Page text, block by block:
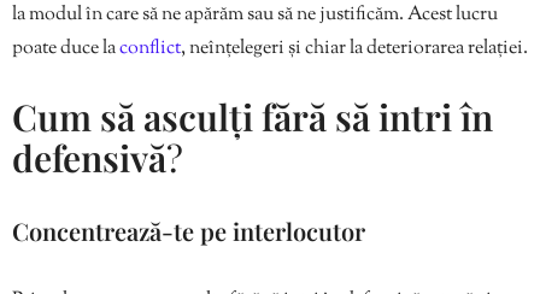
la modul în care să ne apărăm sau să ne justificăm. Acest lucru
poate duce laconflict, neînțelegeri și chiar la deteriorarea relației.
Cum să asculți fără să intri în
defensivă?
Concentrează-te pe interlocutor